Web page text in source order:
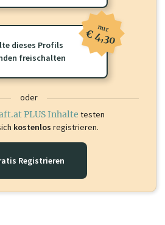
wirtschaft.at PLUS Inhalte
können. Schalten Sie dieses Profil frei
diese Inhalte zu sehen.
dieses Profils
freischalten
nur
€ 4,30
oder
PLUS Inhalte testen
kostenlos registrieren.
Registrieren